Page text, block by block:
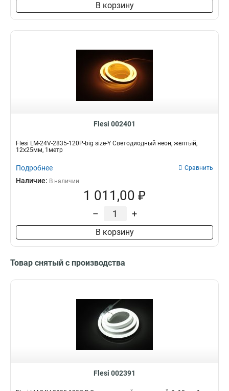
В корзину
Flesi 002401
Flesi LM-24V-2835-120P-big size-Y Светодиодный неон, желтый,
12х25мм, 1метр
Подробнее Сравнить
Наличие: В наличии
1 011,00 ₽
– +
В корзину
Товар снятый с производства
Flesi 002391